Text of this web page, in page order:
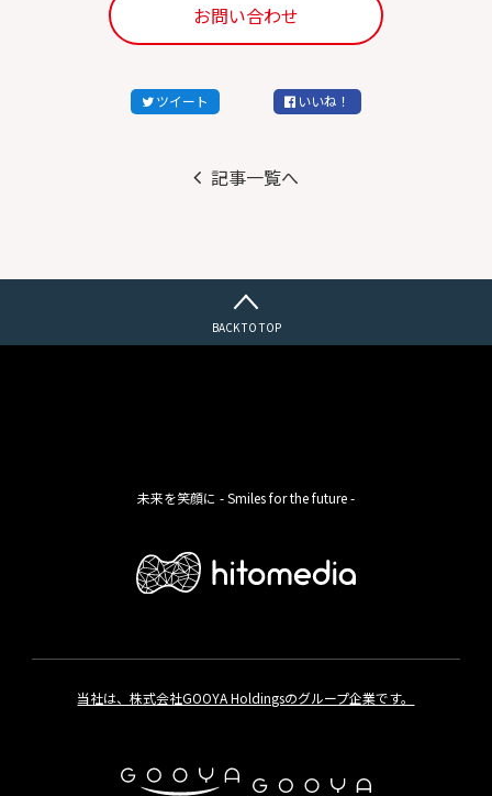
お問い合わせ
ツイート いいね！
記事一覧へ
BACK TO TOP
未来を笑顔に - Smiles for the future -
当社は、株式会社GOOYA Holdingsのグループ企業です。